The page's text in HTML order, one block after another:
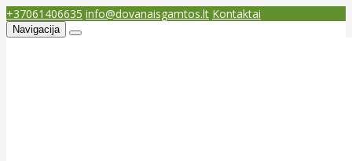
+37061406635 info@dovanaisgamtos.lt Kontaktai
Navigacija